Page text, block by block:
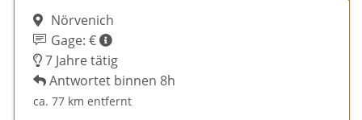
Nörvenich
Gage: €
7 Jahre tätig
Antwortet binnen 8h
ca. 77 km entfernt